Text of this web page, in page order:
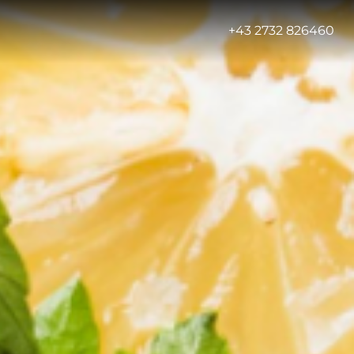
+43 2732 826460